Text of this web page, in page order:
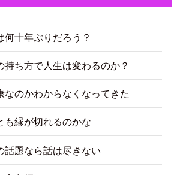
何十年ぶりだろう？
持ち方で人生は変わるのか？
なのかわからなくなってきた
も縁が切れるのかな
話題なら話は尽きない